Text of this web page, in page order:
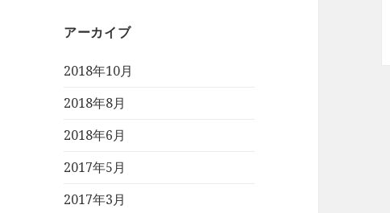
アーカイブ
2018年10月
2018年8月
2018年6月
2017年5月
2017年3月